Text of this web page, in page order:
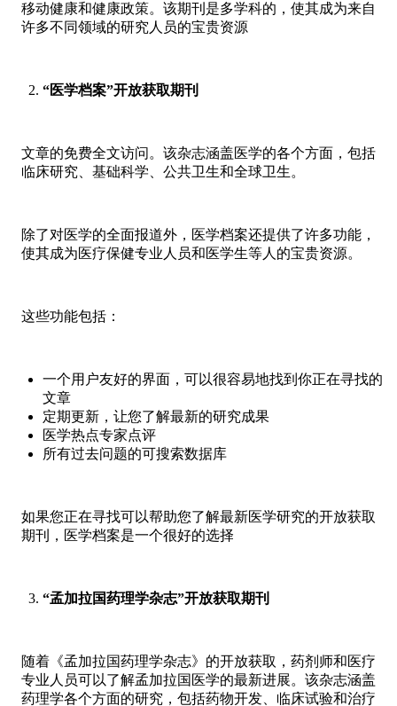
移动健康和健康政策。该期刊是多学科的，使其成为来自
许多不同领域的研究人员的宝贵资源
“医学档案”开放获取期刊
文章的免费全文访问。该杂志涵盖医学的各个方面，包括
临床研究、基础科学、公共卫生和全球卫生。
除了对医学的全面报道外，医学档案还提供了许多功能，
使其成为医疗保健专业人员和医学生等人的宝贵资源。
这些功能包括：
一个用户友好的界面，可以很容易地找到你正在寻找的
文章
定期更新，让您了解最新的研究成果
医学热点专家点评
所有过去问题的可搜索数据库
如果您正在寻找可以帮助您了解最新医学研究的开放获取
期刊，医学档案是一个很好的选择
“孟加拉国药理学杂志”开放获取期刊
随着《孟加拉国药理学杂志》的开放获取，药剂师和医疗
专业人员可以了解孟加拉国医学的最新进展。该杂志涵盖
药理学各个方面的研究，包括药物开发、临床试验和治疗